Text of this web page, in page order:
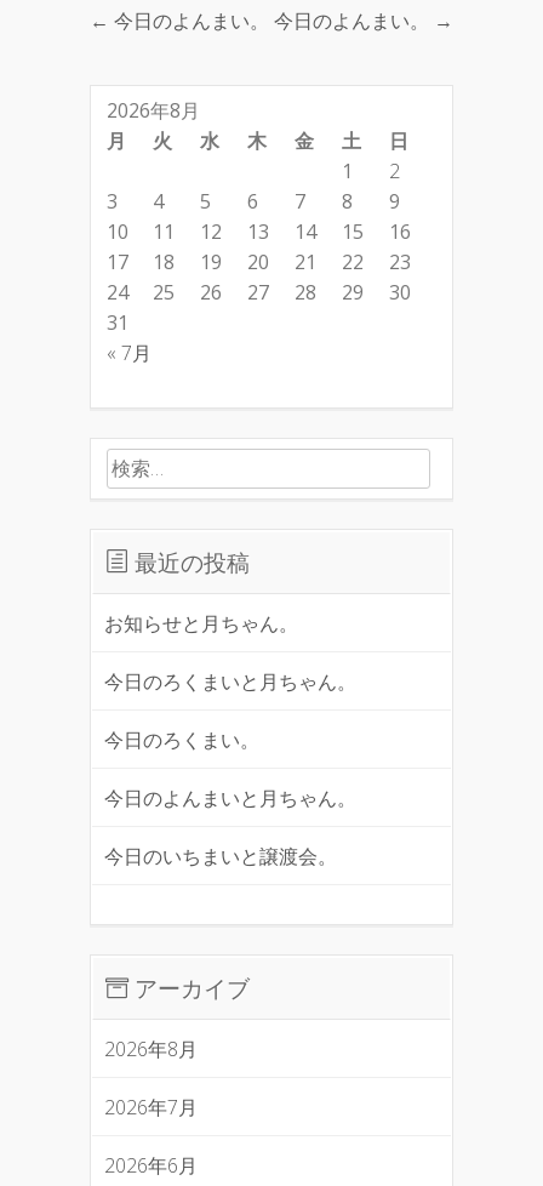
Post navigation
← 今日のよんまい。 今日のよんまい。 →
2026年8月
月
火 水 木 金 土 日
« 7月
1
2
3
4 5 6 7 8
9
10
11 12 13 14 15
16
17
18 19 20 21 22
23
24
25 26 27 28 29
30
31
検索:
最近の投稿
お知らせと月ちゃん。
今日のろくまいと月ちゃん。
今日のろくまい。
今日のよんまいと月ちゃん。
今日のいちまいと譲渡会。
アーカイブ
2026年8月
2026年7月
2026年6月